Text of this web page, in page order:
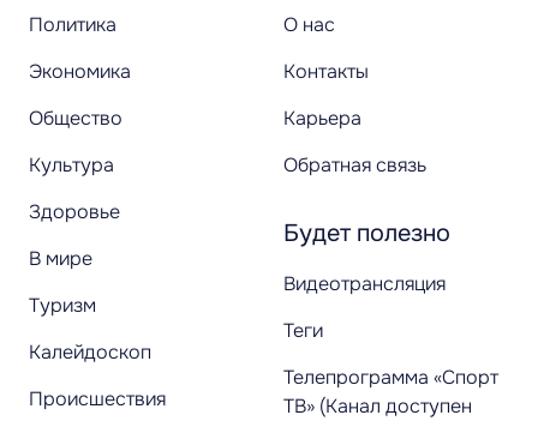
Политика
Экономика
Общество
Культура
Здоровье
В мире
Туризм
Калейдоскоп
Происшествия
О нас
Контакты
Карьера
Обратная связь
Будет полезно
Видеотрансляция
Теги
Телепрограмма «Спорт
ТВ» (Канал доступен